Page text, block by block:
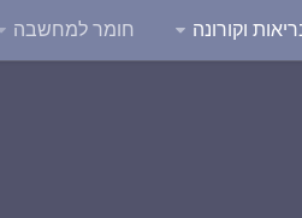
וקורונה חומר למחשבה